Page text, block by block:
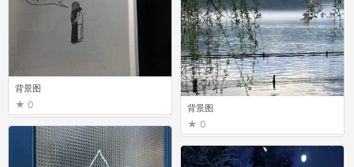
背景图
0
背景图
0